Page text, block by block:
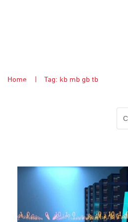
Home Tag: kb mb gb tb